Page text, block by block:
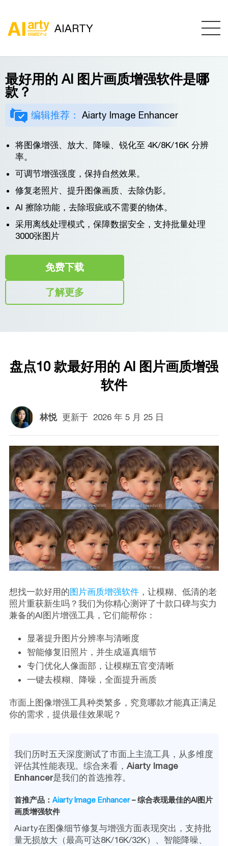
AIARTY
最好用的 AI 图片画质增强软件是哪
款？
编辑推荐： Aiarty Image Enhancer
将图像增强、放大、降噪、锐化至 4K/8K/16K 分辨
率。
可调节增强强度，保持自然效果。
修复老照片、提升图像画质、去除伪影。
AI 擦除功能，去除瑕疵或不需要的物体。
采用离线处理模式，保障数据安全，支持批量处理
3000张图片
免费下载
了解更多
盘点10 款最好用的 AI 图片画质增强
软件
林悦更新于 2026 年 5 月 25 日
想找一款好用的图片画质增强软件，让模糊、低清的老
照片重获新生吗？我们为你精心测评了十款口碑与实力
兼备的AI图片增强工具，它们能帮你：
显著提升图片分辨率与清晰度
智能修复旧照片，并生成逼真细节
专门优化人像面部，让模糊五官变清晰
一键去模糊、降噪，全面提升画质
市面上图像增强工具种类繁多，究竟哪款才能真正满足
你的需求，提供最佳效果呢？
我们历时五天深度测试了市面上主流工具，从多维度
评估其性能表现。综合来看， Aiarty Image
Enhancer是我们的首选推荐。
首推产品： Aiarty Image Enhancer– 综合表现最佳的AI图片
画质增强软件
Aiarty在图像细节修复与增强方面表现突出，支持批
量无损放大（最高可达8K/16K/32K）、智能降噪、